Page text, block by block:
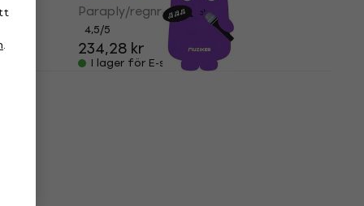
.
Paraply/regnrock
4,5/5
234,28 kr
I lager för E-shop
Muziker MuzMuz Sticker